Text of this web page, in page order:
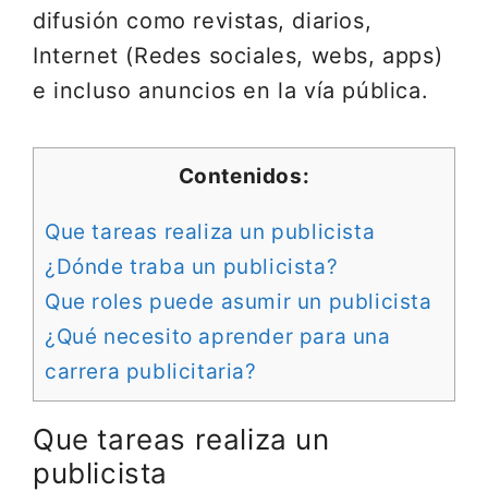
difusión como revistas, diarios,
Internet (Redes sociales, webs, apps)
e incluso anuncios en la vía pública.
Contenidos:
Que tareas realiza un publicista
¿Dónde traba un publicista?
Que roles puede asumir un publicista
¿Qué necesito aprender para una
carrera publicitaria?
Que tareas realiza un
publicista